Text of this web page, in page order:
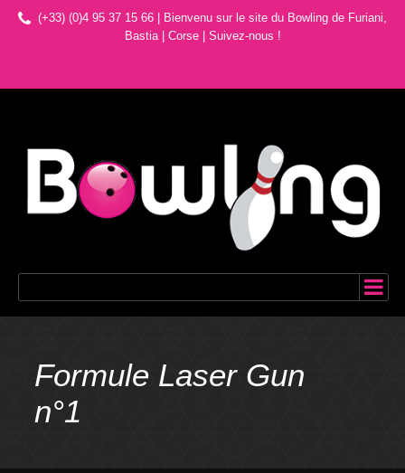
(+33) (0)4 95 37 15 66 | Bienvenu sur le site du Bowling de Furiani,
Bastia | Corse| Suivez-nous !
Formule Laser Gun
n°1